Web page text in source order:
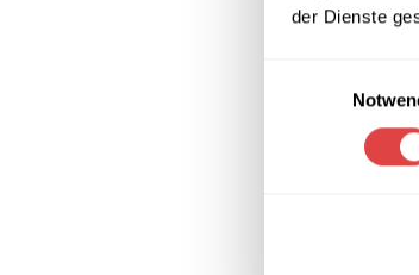
der Dienste